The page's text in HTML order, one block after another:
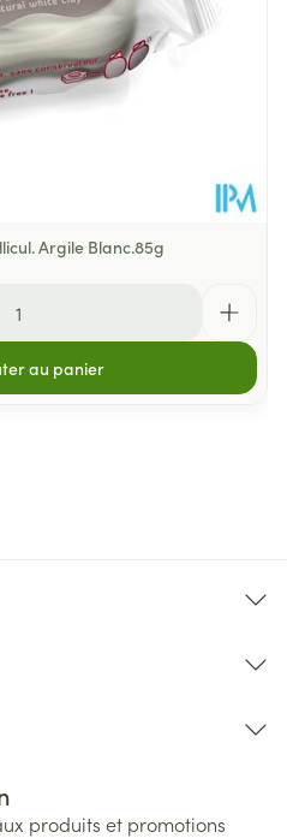
Argile Blanc.85g
au panier
produits et promotions